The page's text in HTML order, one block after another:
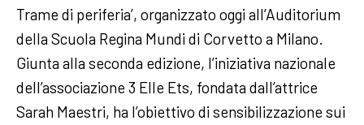
Trame di periferia’, organizzato oggi all’Auditorium
della Scuola Regina Mundi di Corvetto a Milano.
Giunta alla seconda edizione, l’iniziativa nazionale
dell’associazione 3 Elle Ets, fondata dall’attrice
Sarah Maestri, ha l’obiettivo di sensibilizzazione sui